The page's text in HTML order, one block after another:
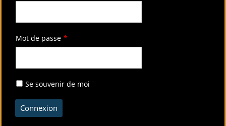
Mot de passe *
Se souvenir de moi